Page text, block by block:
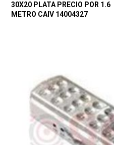
30X20 PLATA PRECIO POR 1.6
METRO CAIV 14004327